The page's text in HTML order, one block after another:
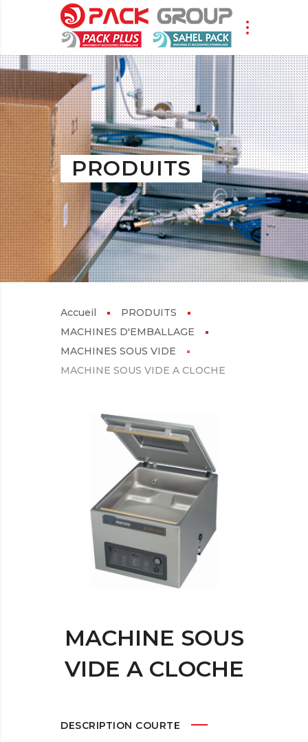
PRODUITS
Accueil
PRODUITS
MACHINES D'EMBALLAGE
MACHINES SOUS VIDE
MACHINE SOUS VIDE A CLOCHE
MACHINE SOUS
VIDE A CLOCHE
DESCRIPTION COURTE